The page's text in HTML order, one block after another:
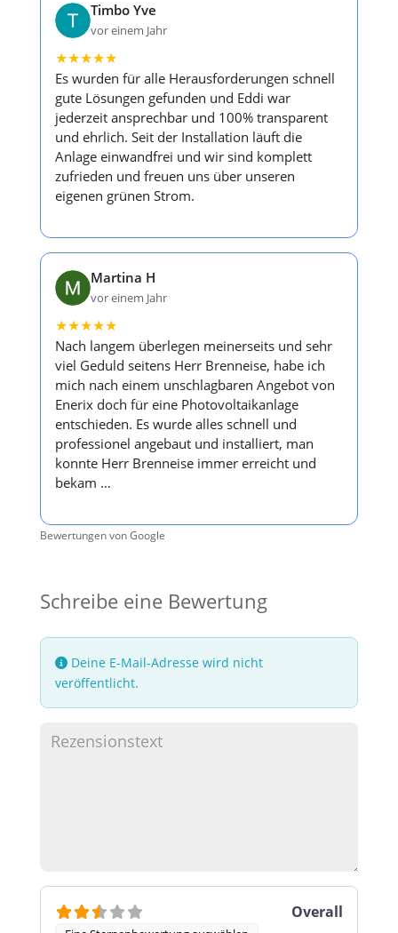
Timbo Yve
vor einem Jahr
★★★★★
Es wurden für alle Herausforderungen schnell
gute Lösungen gefunden und Eddi war
jederzeit ansprechbar und 100% transparent
und ehrlich. Seit der Installation läuft die
Anlage einwandfrei und wir sind komplett
zufrieden und freuen uns über unseren
eigenen grünen Strom.
Martina H
vor einem Jahr
★★★★★
Nach langem überlegen meinerseits und sehr
viel Geduld seitens Herr Brenneise, habe ich
mich nach einem unschlagbaren Angebot von
Enerix doch für eine Photovoltaikanlage
entschieden. Es wurde alles schnell und
professionel angebaut und installiert, man
konnte Herr Brenneise immer erreicht und
bekam …
Bewertungen von Google
Schreibe eine Bewertung
Deine E-Mail-Adresse wird nicht
veröffentlicht.
Overall